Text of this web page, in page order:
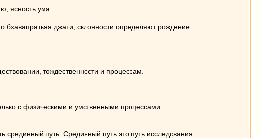
ясность ума.
бхавапратьяя джати, склонности определяют рождение.
тождественности и процессам.
с физическими и умственными процессами.
срединный путь. Срединный путь это путь исследования